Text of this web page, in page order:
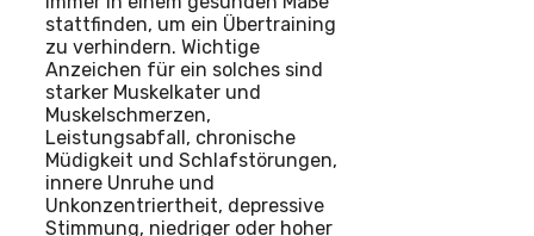
stattfinden, um ein Übertraining
zu verhindern. Wichtige
Anzeichen für ein solches sind
starker Muskelkater und
Muskelschmerzen,
Leistungsabfall, chronische
Müdigkeit und Schlafstörungen,
innere Unruhe und
Unkonzentriertheit, depressive
Stimmung, niedriger oder hoher